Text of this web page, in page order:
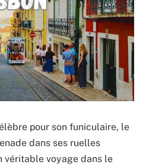
pour son funiculaire, le
dans ses ruelles
véritable voyage dans le